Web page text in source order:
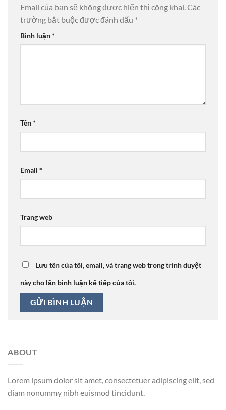
Email của bạn sẽ không được hiển thị công khai. Các
trường bắt buộc được đánh dấu *
Bình luận*
Tên*
Email *
Trang web
Lưu tên của tôi, email, và trang web trong trình duyệt
này cho lần bình luận kế tiếp của tôi.
ABOUT
Lorem ipsum dolor sit amet, consectetuer adipiscing elit, sed
diam nonummy nibh euismod tincidunt.